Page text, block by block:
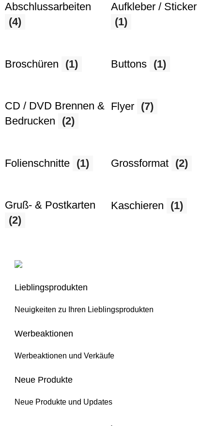
Abschlussarbeiten
(4)
Aufkleber / Sticker
(1)
Broschüren (1) Buttons (1)
CD / DVD Brennen &
Bedrucken
(2)
Flyer (7)
Folienschnitte (1) Grossformat (2)
Gruß- & Postkarten
(2)
Kaschieren (1)
Lieblingsprodukten
Neuigkeiten zu Ihren Lieblingsprodukten
Werbeaktionen
Werbeaktionen und Verkäufe
Neue Produkte
Neue Produkte und Updates